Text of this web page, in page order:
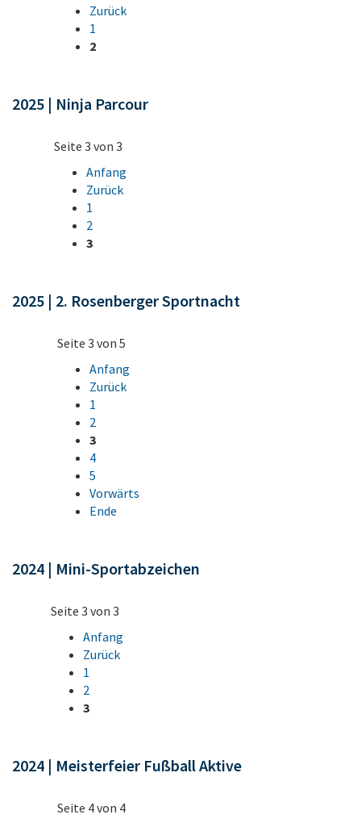
Zurück
1
2
2025 | Ninja Parcour
Seite 3 von 3
Anfang
Zurück
1
2
3
2025 | 2. Rosenberger Sportnacht
Seite 3 von 5
Anfang
Zurück
1
2
3
4
5
Vorwärts
Ende
2024 | Mini-Sportabzeichen
Seite 3 von 3
Anfang
Zurück
1
2
3
2024 | Meisterfeier Fußball Aktive
Seite 4 von 4